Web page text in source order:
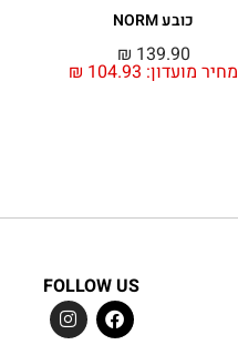
כובע NORM
מחיר מועדון: ₪ 104.93
₪ 139.90
FOLLOW US